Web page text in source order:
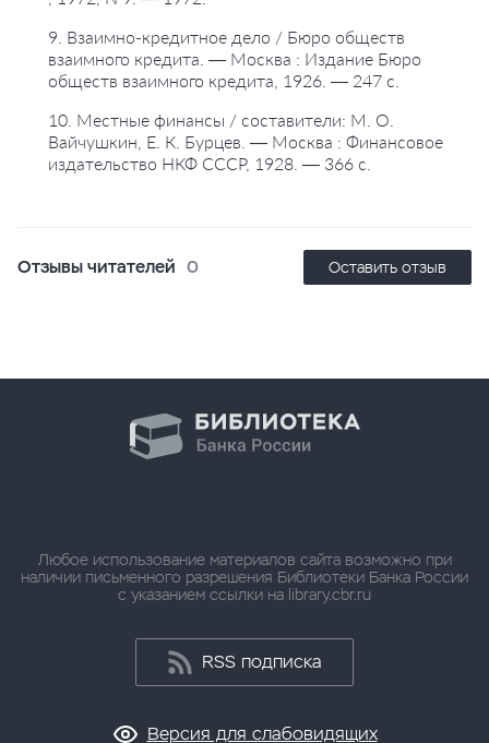
9. Взаимно-кредитное дело / Бюро обществ
взаимного кредита. — Москва : Издание Бюро
обществ взаимного кредита, 1926. — 247 с.
10. Местные финансы / составители: М. О.
Вайчушкин, Е. К. Бурцев. — Москва : Финансовое
издательство НКФ СССР, 1928. — 366 с.
Отзывы читателей 0 Оставить отзыв
Любое использование материалов сайта возможно при
наличии письменного разрешения Библиотеки Банка России
с указанием ссылки на library.cbr.ru
RSS подписка
Версия для слабовидящих